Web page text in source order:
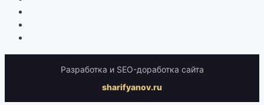
Разработка и SEO-доработка сайта
sharifyanov.ru